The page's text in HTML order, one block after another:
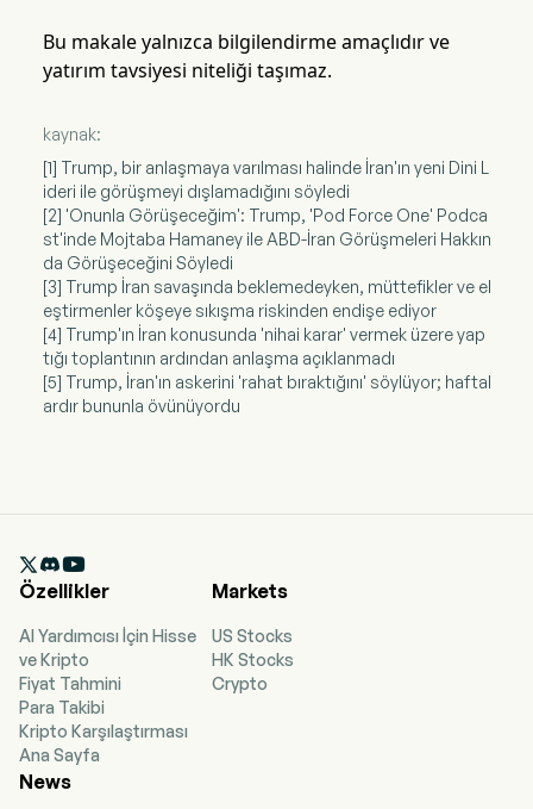
Bu makale yalnızca bilgilendirme amaçlıdır ve
yatırım tavsiyesi niteliği taşımaz.
kaynak:
[1] Trump, bir anlaşmaya varılması halinde İran'ın yeni Dini L
ideri ile görüşmeyi dışlamadığını söyledi
[2] 'Onunla Görüşeceğim': Trump, 'Pod Force One' Podca
st'inde Mojtaba Hamaney ile ABD-İran Görüşmeleri Hakkın
da Görüşeceğini Söyledi
[3] Trump İran savaşında beklemedeyken, müttefikler ve el
eştirmenler köşeye sıkışma riskinden endişe ediyor
[4] Trump'ın İran konusunda 'nihai karar' vermek üzere yap
tığı toplantının ardından anlaşma açıklanmadı
[5] Trump, İran'ın askerini 'rahat bıraktığını' söylüyor; haftal
ardır bununla övünüyordu

Özellikler
AI Yardımcısı İçin Hisse
ve Kripto
Fiyat Tahmini
Para Takibi
Kripto Karşılaştırması
Ana Sayfa
Markets
US Stocks
HK Stocks
Crypto
News